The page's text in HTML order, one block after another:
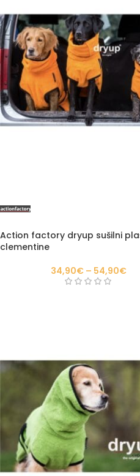
Action factory dryup sušilni
clementine
34,90€ – 54,90€